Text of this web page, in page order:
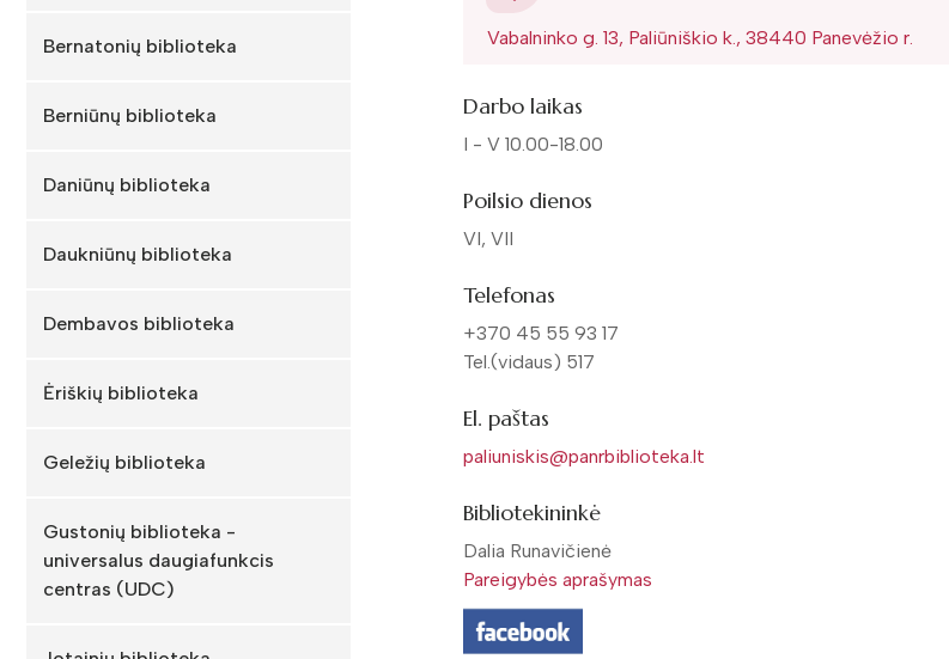
Bernatonių biblioteka
Berniūnų biblioteka
Daniūnų biblioteka
Daukniūnų biblioteka
Dembavos biblioteka
Ėriškių biblioteka
Geležių biblioteka
Gustonių biblioteka -
universalus daugiafunkcis
centras (UDC)
Vabalninko g. 13, Paliūniškio k., 38440 Panevėžio r.
Darbo laikas
I - V 10.00-18.00
Poilsio dienos
VI, VII
Telefonas
+370 45 55 93 17
Tel.(vidaus) 517
El. paštas
paliuniskis@panrbiblioteka.lt
Bibliotekininkė
Dalia Runavičienė
Pareigybės aprašymas